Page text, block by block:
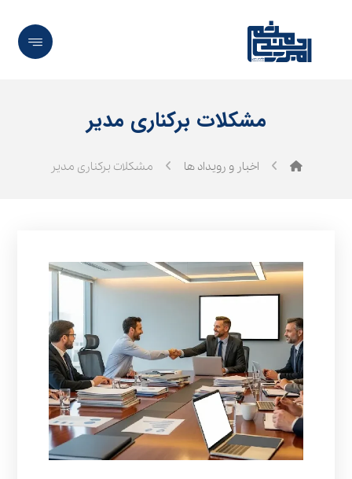
مشکلات برکناری مدیر
اخبار و رویداد ها مشکلات برکناری مدیر